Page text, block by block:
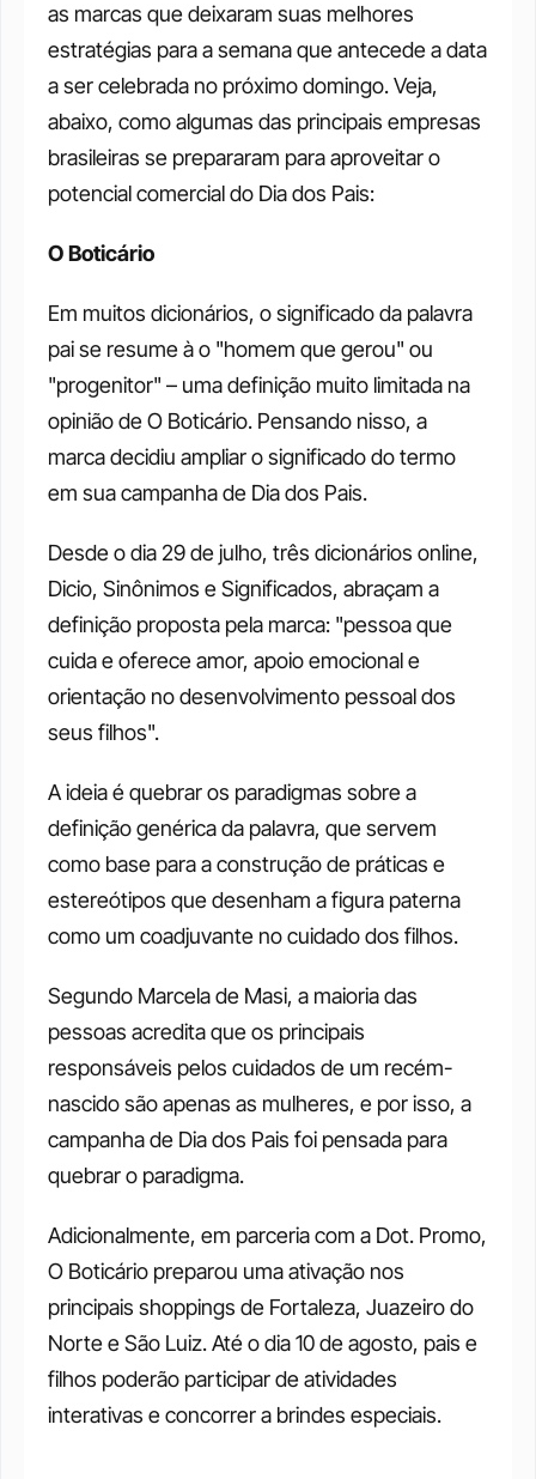
as marcas que deixaram suas melhores
estratégias para a semana que antecede a data
a ser celebrada no próximo domingo. Veja,
abaixo, como algumas das principais empresas
brasileiras se prepararam para aproveitar o
potencial comercial do Dia dos Pais:
O Boticário
Em muitos dicionários, o significado da palavra
pai se resume à o "homem que gerou" ou
"progenitor" – uma definição muito limitada na
opinião de O Boticário. Pensando nisso, a
marca decidiu ampliar o significado do termo
em sua campanha de Dia dos Pais.
Desde o dia 29 de julho, três dicionários online,
Dicio, Sinônimos e Significados, abraçam a
definição proposta pela marca: "pessoa que
cuida e oferece amor, apoio emocional e
orientação no desenvolvimento pessoal dos
seus filhos".
A ideia é quebrar os paradigmas sobre a
definição genérica da palavra, que servem
como base para a construção de práticas e
estereótipos que desenham a figura paterna
como um coadjuvante no cuidado dos filhos.
Segundo Marcela de Masi, a maioria das
pessoas acredita que os principais
responsáveis pelos cuidados de um recém-
nascido são apenas as mulheres, e por isso, a
campanha de Dia dos Pais foi pensada para
quebrar o paradigma.
Adicionalmente, em parceria com a Dot. Promo,
O Boticário preparou uma ativação nos
principais shoppings de Fortaleza, Juazeiro do
Norte e São Luiz. Até o dia 10 de agosto, pais e
filhos poderão participar de atividades
interativas e concorrer a brindes especiais.